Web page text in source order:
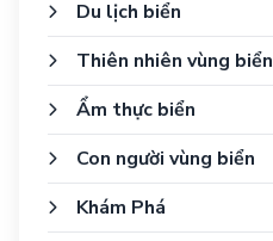
Du lịch biển
Thiên nhiên vùng biển
Ẩm thực biển
Con người vùng biển
Khám Phá